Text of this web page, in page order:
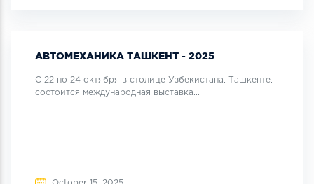
АВТОМЕХАНИКА ТАШКЕНТ - 2025
С 22 по 24 октября в столице Узбекистана, Ташкенте,
состоится международная выставка...